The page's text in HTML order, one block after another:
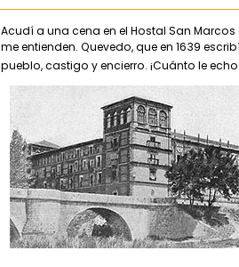
Acudí a una cena en el Hostal San
me entienden. Quevedo, que en 1639
pueblo, castigo y encierro. ¡Cuánto le